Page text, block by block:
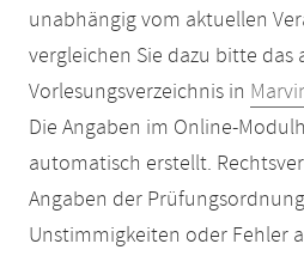
unabhängig vom aktuellen
vergleichen Sie dazu bitte das
Vorlesungsverzeichnis in
Die Angaben im Online-
automatisch erstellt.
Angaben der
Unstimmigkeiten oder Fehler